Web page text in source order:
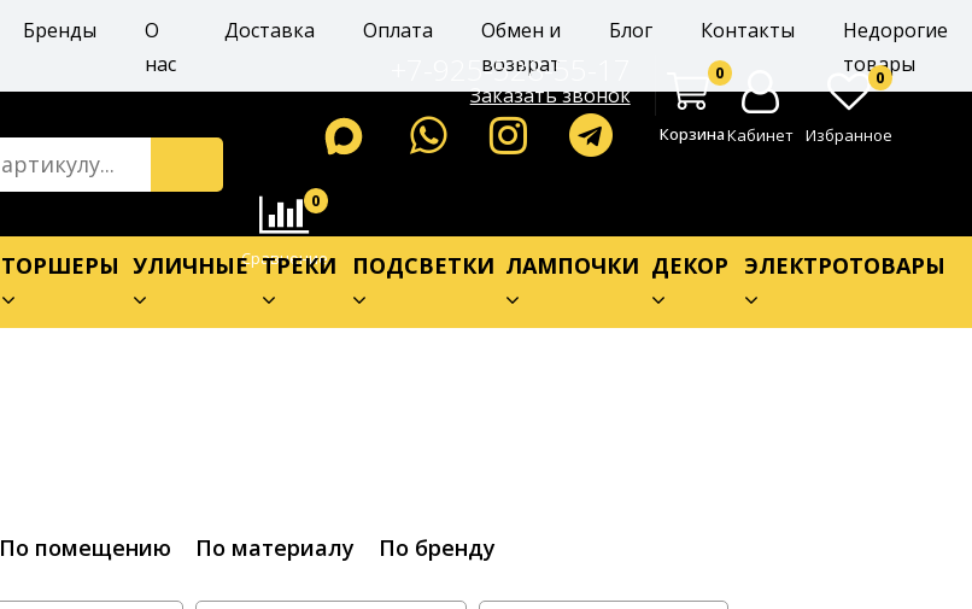
Бренды
О
нас
Доставка Оплата
Обмен и
возврат
Блог Контакты
Недорогие
товары
+7-925-528-55-17
Заказать звонок
0
КорзинаКабинет
0
Избранное
0
Сравнение
ТОРШЕРЫ УЛИЧНЫЕ ТРЕКИ ПОДСВЕТКИ ЛАМПОЧКИ ДЕКОР ЭЛЕКТРОТОВАРЫ
По помещению По материалу По бренду